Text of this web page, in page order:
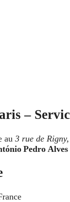
–
au 3 rue de
Pedro Alves